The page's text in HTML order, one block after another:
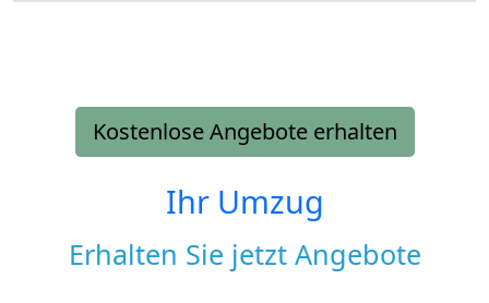
Kostenlose Angebote erhalten
Ihr Umzug
Erhalten Sie jetzt Angebote